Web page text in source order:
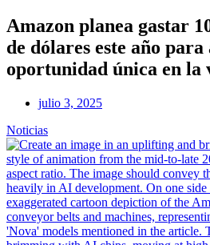
Amazon planea gastar
de dólares este año
oportunidad única en la
julio 3, 2025
Noticias